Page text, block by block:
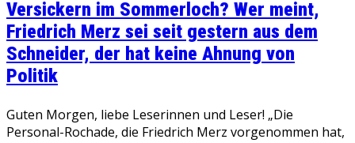
Versickern im Sommerloch? Wer meint,
Friedrich Merz sei seit gestern aus dem
Schneider, der hat keine Ahnung von
Politik
Guten Morgen, liebe Leserinnen und Leser! „Die
Personal-Rochade, die Friedrich Merz vorgenommen hat,